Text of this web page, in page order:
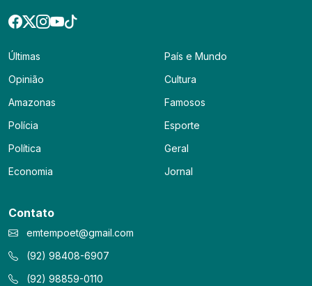
Últimas
Opinião
Amazonas
Polícia
Política
Economia
País e Mundo
Cultura
Famosos
Esporte
Geral
Jornal
Contato
emtempoet@gmail.com
(92) 98408-6907
(92) 98859-0110